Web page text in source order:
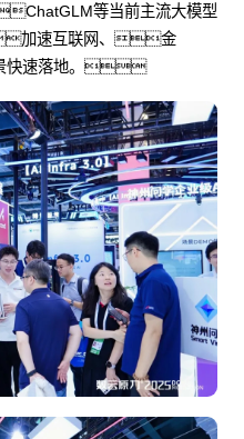
等当前主流大模型
加速互联网、金
快速落地。